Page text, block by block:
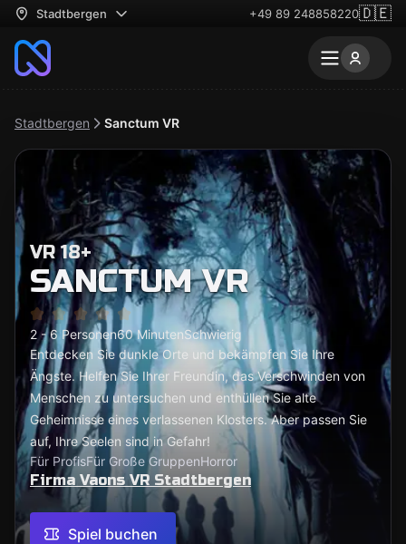
Stadtbergen +49 89 248858220🇩🇪
Stadtbergen Sanctum VR
VR 18+
SANCTUM VR
2 - 6 Personen60 MinutenSchwierig
Entdecken Sie dunkle Orte und bekämpfen Sie Ihre
Ängste. Helfen Sie Ihrer Freundin, das Verschwinden von
Menschen zu untersuchen und enthüllen Sie alte
Geheimnisse eines verlassenen Klosters. Aber passen Sie
auf, Ihre Seelen sind in Gefahr!
Für ProfisFür Große GruppenHorror
Firma Vaons VR Stadtbergen
Spiel buchen